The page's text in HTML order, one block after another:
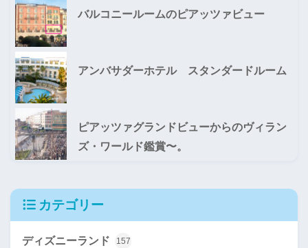
バルコニールームのピアッツァビュー
アンバサダーホテル スタンダードルーム
ピアッツァグランドビューからのヴィラン
ズ・ワールド鑑賞〜。
カテゴリー
ディズニーランド 157